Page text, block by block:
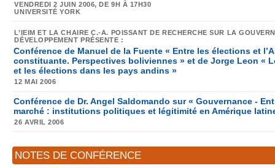
VENDREDI 2 JUIN 2006, DE 9H À 17H30
UNIVERSITÉ YORK
L’IEIM ET LA CHAIRE C.-A. POISSANT DE RECHERCHE SUR LA
DÉVELOPPEMENT PRÉSENTE :
Conférence de Manuel de la Fuente « Entre les élections et
constituante. Perspectives boliviennes » et de Jorge Leon «
et les élections dans les pays andins »
12 MAI 2006
Conférence de Dr. Angel Saldomando sur « Gouvernance -
marché : institutions politiques et légitimité en Amérique
26 AVRIL 2006
NOTES DE CONFÉRENCE